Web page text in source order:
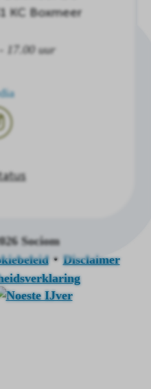
KC Boxmeer
17.00 uur
Sociom
Disclaimer